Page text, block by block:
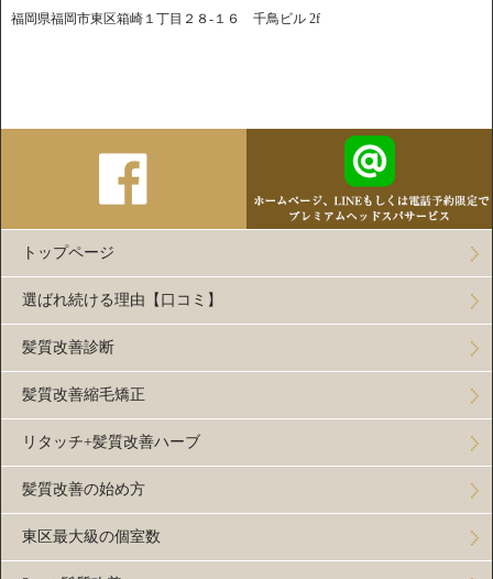
福岡県福岡市東区箱崎１丁目２８-１６ 千鳥ビル 2f
トップページ
選ばれ続ける理由【口コミ】
髪質改善診断
髪質改善縮毛矯正
リタッチ+髪質改善ハーブ
髪質改善の始め方
東区最大級の個室数